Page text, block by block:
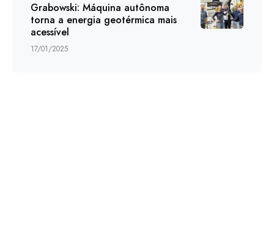
Grabowski: Máquina autônoma
torna a energia geotérmica mais
acessível
17/01/2025